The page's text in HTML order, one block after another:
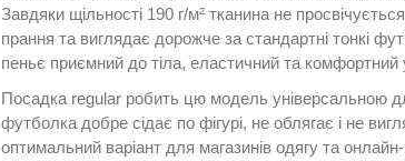
Завдяки щільності 190 г/м² тканина не
прання та виглядає дорожче за стандартні тонкі
пеньє приємний до тіла, еластичний та комфортний
Посадка regular робить цю модель універсальною
футболка добре сідає по фігурі, не облягає і не
оптимальний варіант для магазинів одягу та